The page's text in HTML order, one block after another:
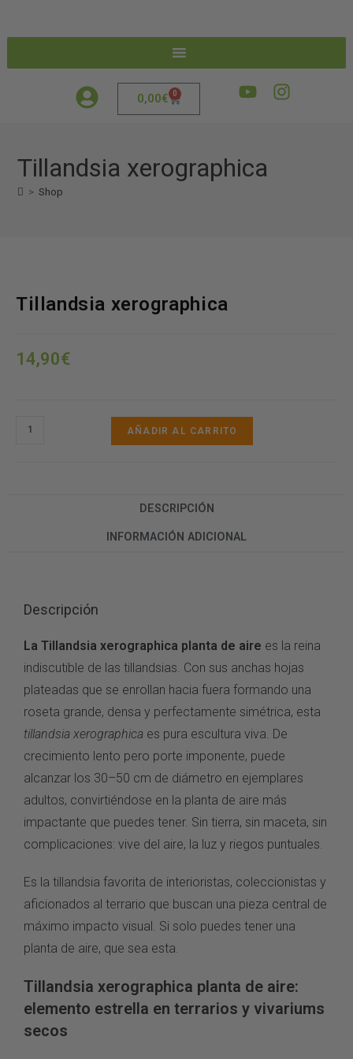
0,00€ 0
Tillandsia xerographica
> Shop
Tillandsia xerographica
14,90€
AÑADIR AL CARRITO
DESCRIPCIÓN
INFORMACIÓN ADICIONAL
Descripción
La Tillandsia xerographica planta de aire es la reina
indiscutible de las tillandsias. Con sus anchas hojas
plateadas que se enrollan hacia fuera formando una
roseta grande, densa y perfectamente simétrica, esta
tillandsia xerographica es pura escultura viva. De
crecimiento lento pero porte imponente, puede
alcanzar los 30–50 cm de diámetro en ejemplares
adultos, convirtiéndose en la planta de aire más
impactante que puedes tener. Sin tierra, sin maceta, sin
complicaciones: vive del aire, la luz y riegos puntuales.
Es la tillandsia favorita de interioristas, coleccionistas y
aficionados al terrario que buscan una pieza central de
máximo impacto visual. Si solo puedes tener una
planta de aire, que sea esta.
Tillandsia xerographica planta de aire:
elemento estrella en terrarios y vivariums
secos